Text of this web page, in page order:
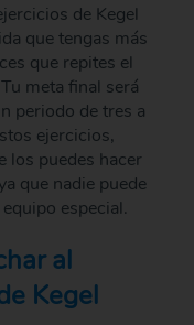
de Kegel
que tengas más
que repites el
meta final será
periodo de tres a
ejercicios,
los puedes hacer
que nadie puede
especial.
al
Kegel